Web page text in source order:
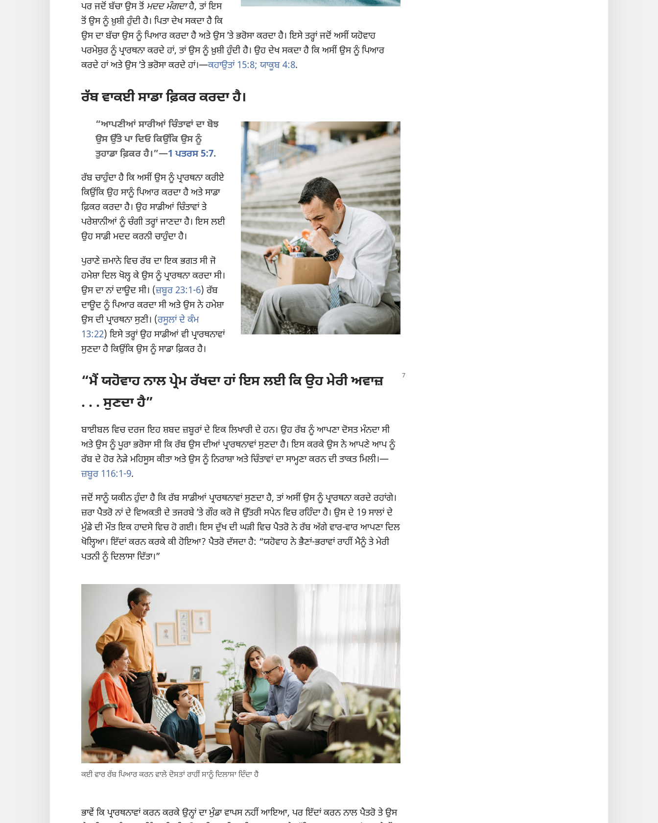
ਪਰ ਜਦੋਂ ਬੱਚਾ ਉਸ ਤੋਂ ਮਦਦ ਮੰਗਦਾਹੈ, ਤਾਂ ਇਸ
ਤੋਂ ਉਸ ਨੂੰ ਖ਼ੁਸ਼ੀ ਹੁੰਦੀ ਹੈ। ਪਿਤਾ ਦੇਖ ਸਕਦਾ ਹੈ ਕਿ
ਉਸ ਦਾ ਬੱਚਾ ਉਸ ਨੂੰ ਪਿਆਰ ਕਰਦਾ ਹੈ ਅਤੇ ਉਸ ʼਤੇ ਭਰੋਸਾ ਕਰਦਾ ਹੈ। ਇਸੇ ਤਰ੍ਹਾਂ ਜਦੋਂ ਅਸੀਂ ਯਹੋਵਾਹ
ਪਰਮੇਸ਼ੁਰ ਨੂੰ ਪ੍ਰਾਰਥਨਾ ਕਰਦੇ ਹਾਂ, ਤਾਂ ਉਸ ਨੂੰ ਖ਼ੁਸ਼ੀ ਹੁੰਦੀ ਹੈ। ਉਹ ਦੇਖ ਸਕਦਾ ਹੈ ਕਿ ਅਸੀਂ ਉਸ ਨੂੰ ਪਿਆਰ
ਕਰਦੇ ਹਾਂ ਅਤੇ ਉਸ ʼਤੇ ਭਰੋਸਾ ਕਰਦੇ ਹਾਂ।—ਕਹਾਉਤਾਂ 15:8; ਯਾਕੂਬ 4:8.
ਰੱਬ ਵਾਕਈ ਸਾਡਾ ਫ਼ਿਕਰ ਕਰਦਾ ਹੈ।
“ਆਪਣੀਆਂ ਸਾਰੀਆਂ ਚਿੰਤਾਵਾਂ ਦਾ ਬੋਝ
ਉਸ ਉੱਤੇ ਪਾ ਦਿਓ ਕਿਉਂਕਿ ਉਸ ਨੂੰ
ਤੁਹਾਡਾ ਫ਼ਿਕਰ ਹੈ।”—1 ਪਤਰਸ 5:7.
ਰੱਬ ਚਾਹੁੰਦਾ ਹੈ ਕਿ ਅਸੀਂ ਉਸ ਨੂੰ ਪ੍ਰਾਰਥਨਾ ਕਰੀਏ
ਕਿਉਂਕਿ ਉਹ ਸਾਨੂੰ ਪਿਆਰ ਕਰਦਾ ਹੈ ਅਤੇ ਸਾਡਾ
ਫ਼ਿਕਰ ਕਰਦਾ ਹੈ। ਉਹ ਸਾਡੀਆਂ ਚਿੰਤਾਵਾਂ ਤੇ
ਪਰੇਸ਼ਾਨੀਆਂ ਨੂੰ ਚੰਗੀ ਤਰ੍ਹਾਂ ਜਾਣਦਾ ਹੈ। ਇਸ ਲਈ
ਉਹ ਸਾਡੀ ਮਦਦ ਕਰਨੀ ਚਾਹੁੰਦਾ ਹੈ।
ਪੁਰਾਣੇ ਜ਼ਮਾਨੇ ਵਿਚ ਰੱਬ ਦਾ ਇਕ ਭਗਤ ਸੀ ਜੋ
ਹਮੇਸ਼ਾ ਦਿਲ ਖੋਲ੍ਹ ਕੇ ਉਸ ਨੂੰ ਪ੍ਰਾਰਥਨਾ ਕਰਦਾ ਸੀ।
ਉਸ ਦਾ ਨਾਂ ਦਾਊਦ ਸੀ। (ਜ਼ਬੂਰ 23:1-6) ਰੱਬ
ਦਾਊਦ ਨੂੰ ਪਿਆਰ ਕਰਦਾ ਸੀ ਅਤੇ ਉਸ ਨੇ ਹਮੇਸ਼ਾ
ਉਸ ਦੀ ਪ੍ਰਾਰਥਨਾ ਸੁਣੀ। (ਰਸੂਲਾਂ ਦੇ ਕੰਮ
13:22) ਇਸੇ ਤਰ੍ਹਾਂ ਉਹ ਸਾਡੀਆਂ ਵੀ ਪ੍ਰਾਰਥਨਾਵਾਂ
ਸੁਣਦਾ ਹੈ ਕਿਉਂਕਿ ਉਸ ਨੂੰ ਸਾਡਾ ਫ਼ਿਕਰ ਹੈ।
“ਮੈਂ ਯਹੋਵਾਹ ਨਾਲ ਪ੍ਰੇਮ ਰੱਖਦਾ ਹਾਂ ਇਸ ਲਈ ਕਿ ਉਹ ਮੇਰੀ ਅਵਾਜ਼
. . . ਸੁਣਦਾ ਹੈ”
ਬਾਈਬਲ ਵਿਚ ਦਰਜ ਇਹ ਸ਼ਬਦ ਜ਼ਬੂਰਾਂ ਦੇ ਇਕ ਲਿਖਾਰੀ ਦੇ ਹਨ। ਉਹ ਰੱਬ ਨੂੰ ਆਪਣਾ ਦੋਸਤ ਮੰਨਦਾ ਸੀ
ਅਤੇ ਉਸ ਨੂੰ ਪੂਰਾ ਭਰੋਸਾ ਸੀ ਕਿ ਰੱਬ ਉਸ ਦੀਆਂ ਪ੍ਰਾਰਥਨਾਵਾਂ ਸੁਣਦਾ ਹੈ। ਇਸ ਕਰਕੇ ਉਸ ਨੇ ਆਪਣੇ ਆਪ ਨੂੰ
ਰੱਬ ਦੇ ਹੋਰ ਨੇੜੇ ਮਹਿਸੂਸ ਕੀਤਾ ਅਤੇ ਉਸ ਨੂੰ ਨਿਰਾਸ਼ਾ ਅਤੇ ਚਿੰਤਾਵਾਂ ਦਾ ਸਾਮ੍ਹਣਾ ਕਰਨ ਦੀ ਤਾਕਤ ਮਿਲੀ।—
ਜ਼ਬੂਰ 116:1-9.
ਜਦੋਂ ਸਾਨੂੰ ਯਕੀਨ ਹੁੰਦਾ ਹੈ ਕਿ ਰੱਬ ਸਾਡੀਆਂ ਪ੍ਰਾਰਥਨਾਵਾਂ ਸੁਣਦਾ ਹੈ, ਤਾਂ ਅਸੀਂ ਉਸ ਨੂੰ ਪ੍ਰਾਰਥਨਾ ਕਰਦੇ ਰਹਾਂਗੇ।
ਜ਼ਰਾ ਪੈਤਰੋ ਨਾਂ ਦੇ ਵਿਅਕਤੀ ਦੇ ਤਜਰਬੇ ʼਤੇ ਗੌਰ ਕਰੋ ਜੋ ਉੱਤਰੀ ਸਪੇਨ ਵਿਚ ਰਹਿੰਦਾ ਹੈ। ਉਸ ਦੇ 19 ਸਾਲਾਂ ਦੇ
ਮੁੰਡੇ ਦੀ ਮੌਤ ਇਕ ਹਾਦਸੇ ਵਿਚ ਹੋ ਗਈ। ਇਸ ਦੁੱਖ ਦੀ ਘੜੀ ਵਿਚ ਪੈਤਰੋ ਨੇ ਰੱਬ ਅੱਗੇ ਵਾਰ-ਵਾਰ ਆਪਣਾ ਦਿਲ
ਖੋਲ੍ਹਿਆ। ਇੱਦਾਂ ਕਰਨ ਕਰਕੇ ਕੀ ਹੋਇਆ? ਪੈਤਰੋ ਦੱਸਦਾ ਹੈ: “ਯਹੋਵਾਹ ਨੇ ਭੈਣਾਂ-ਭਰਾਵਾਂ ਰਾਹੀਂ ਮੈਨੂੰ ਤੇ ਮੇਰੀ
ਪਤਨੀ ਨੂੰ ਦਿਲਾਸਾ ਦਿੱਤਾ।”
ਕਈ ਵਾਰ ਰੱਬ ਪਿਆਰ ਕਰਨ ਵਾਲੇ ਦੋਸਤਾਂ ਰਾਹੀਂ ਸਾਨੂੰ ਦਿਲਾਸਾ ਦਿੰਦਾ ਹੈ
ਭਾਵੇਂ ਕਿ ਪ੍ਰਾਰਥਨਾਵਾਂ ਕਰਨ ਕਰਕੇ ਉਨ੍ਹਾਂ ਦਾ ਮੁੰਡਾ ਵਾਪਸ ਨਹੀਂ ਆਇਆ, ਪਰ ਇੱਦਾਂ ਕਰਨ ਨਾਲ ਪੈਤਰੋ ਤੇ ਉਸ